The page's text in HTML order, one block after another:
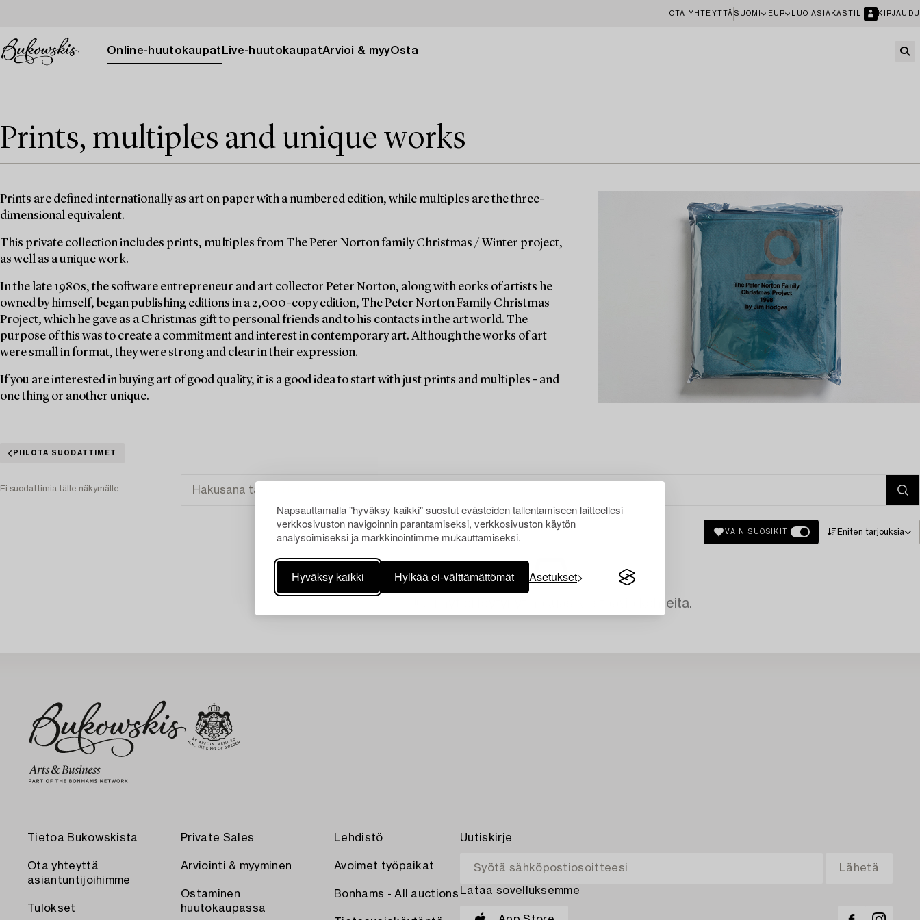
Napsauttamalla "hyväksy kaikki" suostut evästeiden tallentamiseen laitteellesi
verkkosivuston navigoinnin parantamiseksi, verkkosivuston käytön
analysoimiseksi ja markkinointimme mukauttamiseksi.
Hyväksy kaikki Hylkää ei-välttämättömät Asetukset
OTA YHTEYTTÄ SUOMI EUR LUO ASIAKASTILI KIRJAUDU
Online-huutokaupat Live-huutokaupatArvioi & myyOsta
Prints, multiples and unique works
Prints are defined internationally as art on paper with a numbered edition, while multiples are the three-
dimensional equivalent.
This private collection includes prints, multiples from The Peter Norton family Christmas / Winter project,
as well as a unique work.
In the late 1980s, the software entrepreneur and art collector Peter Norton, along with eorks of artists he
owned by himself, began publishing editions in a 2,000-copy edition, The Peter Norton Family Christmas
Project, which he gave as a Christmas gift to personal friends and to his contacts in the art world. The
purpose of this was to create a commitment and interest in contemporary art. Although the works of art
were small in format, they were strong and clear in their expression.
If you are interested in buying art of good quality, it is a good idea to start with just prints and multiples - and
one thing or another unique.
PIILOTA SUODATTIMET
Ei suodattimia tälle näkymälle
VAIN SUOSIKIT Eniten tarjouksia
Juuri nyt ei löytynyt hakuasi vastaavia kohteita.
Tietoa Bukowskista
Ota yhteyttä
asiantuntijoihimme
Tulokset
Private Sales
Arviointi & myyminen
Ostaminen
huutokaupassa
Lehdistö
Avoimet työpaikat
Bonhams - All auctions
Uutiskirje
Lataa sovelluksemme